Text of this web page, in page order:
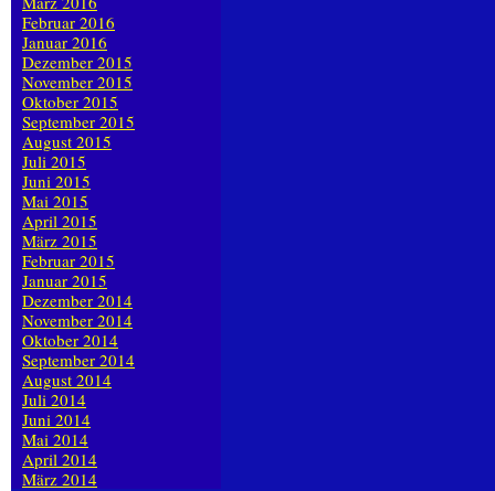
Februar 2016
Januar 2016
Dezember 2015
November 2015
Oktober 2015
September 2015
August 2015
Juli 2015
Juni 2015
Mai 2015
April 2015
März 2015
Februar 2015
Januar 2015
Dezember 2014
November 2014
Oktober 2014
September 2014
August 2014
Juli 2014
Juni 2014
Mai 2014
April 2014
März 2014